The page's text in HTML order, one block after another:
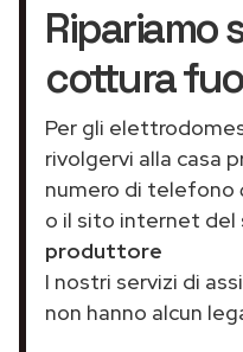
Ripariamo
cottura
Per gli
rivolgervi alla casa
numero di telefono
o il sito internet del
produttore
I nostri servizi di
non hanno alcun